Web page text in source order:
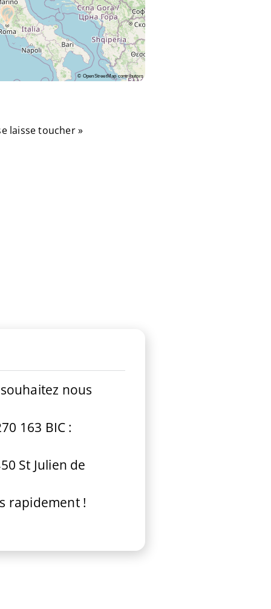
© OpenStreetMapcontributors
laisse toucher »
nous
163 BIC :
St Julien de
rapidement !